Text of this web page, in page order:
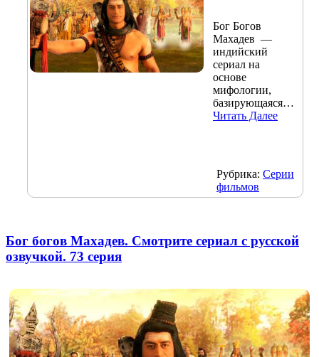
Бог Богов
Махадев —
индийский
сериал на
основе
мифологии,
базирующаяся…
Читать Далее
Рубрика: Серии
фильмов
Бог богов Махадев. Смотрите сериал с русской
озвучкой. 73 серия